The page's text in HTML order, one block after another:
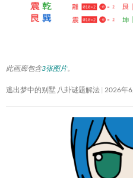
此画廊包含3张图片。
逃出梦中的别墅 八卦谜题解法 2026年